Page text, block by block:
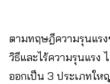
ตามทฤษฎีความรุนแร
วิธีและไร้ความรุนแรง
ออกเป็น 3 ประเภทให